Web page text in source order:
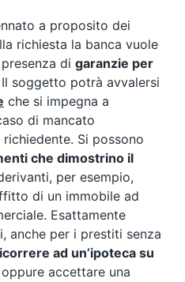
a proposito dei
richiesta la banca vuole
di garanzie per
Il soggetto potrà avvalersi
che si impegna a
di mancato
Si possono
che dimostrino il
per esempio,
di un immobile ad
Esattamente
anche per i prestiti senza
ad un’ipoteca su
oppure accettare una